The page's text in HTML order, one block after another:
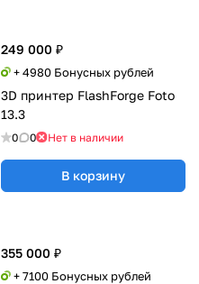
249 000 ₽
+ 4980 Бонусных рублей
3D принтер FlashForge Foto
13.3
0 0 Нет в наличии
В корзину
355 000 ₽
+ 7100 Бонусных рублей